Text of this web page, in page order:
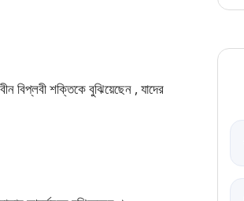
বিপ্লবী শক্তিকে বুঝিয়েছেন , যাদের